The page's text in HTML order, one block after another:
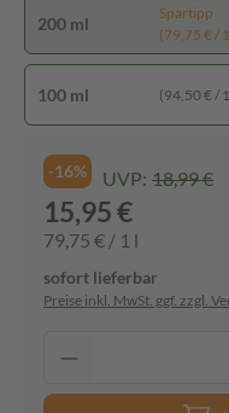
200 ml
Spartipp
(79,75 € /
100 ml (94,50 € /
-16% UVP: 18,99 €
15,95 €
79,75 € / 1 l
sofort lieferbar
Preise inkl. MwSt. ggf. zzgl.